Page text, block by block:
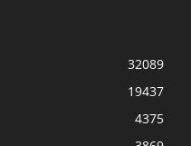
32089
19437
4375